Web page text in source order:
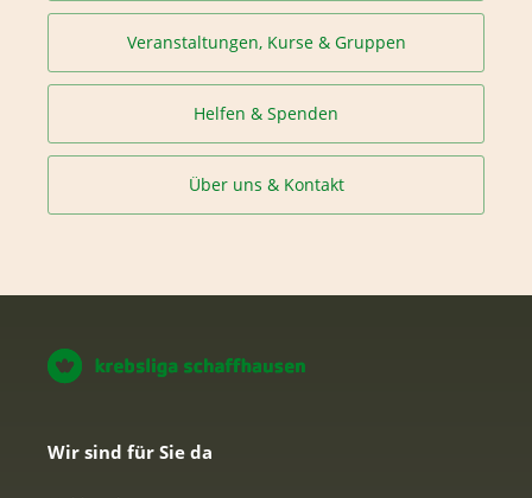
Veranstaltungen, Kurse & Gruppen
Helfen & Spenden
Über uns & Kontakt
Wir sind für Sie da